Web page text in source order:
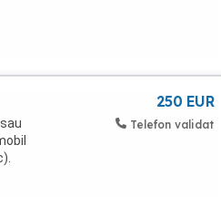
250 EUR
Telefon validat